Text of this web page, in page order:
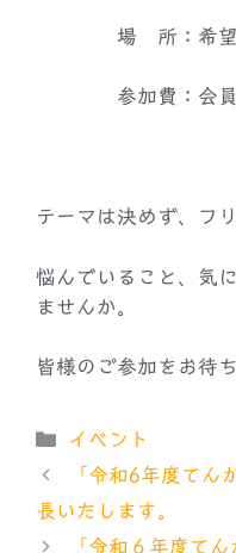
場 所：希望荘
参加費：会員無
テーマは決めず、フ
悩んでいること、気
ませんか。
皆様のご参加をお待
カ
テ
リ
イベント
「令和6年度てん
長いたします。
「令和６年度て